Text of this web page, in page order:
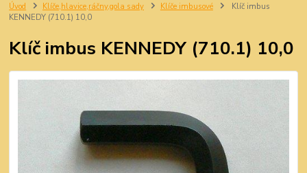
Úvod Klíče,hlavice,ráčny,gola sady Klíče imbusové
Klíč imbus
KENNEDY (710.1) 10,0
Klíč imbus KENNEDY (710.1) 10,0